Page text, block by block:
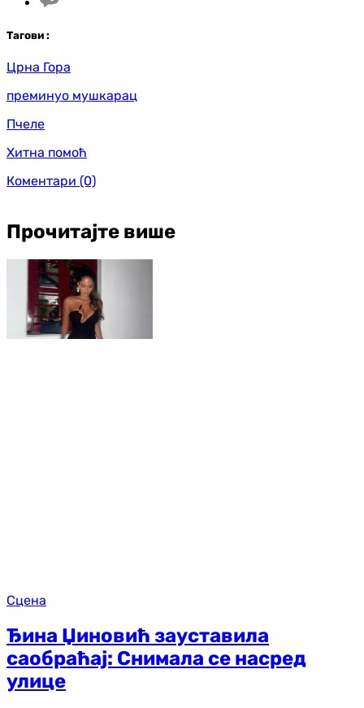
Тагови :
Црна Гора
преминуо мушкарац
Пчеле
Хитна помоћ
Коментари (0)
Прочитајте више
Сцена
Ђина Џиновић зауставила
саобраћај: Снимала се насред
улице